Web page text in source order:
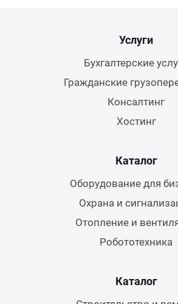
Услуги
Бухгалтерские
Гражданские
Консалтинг
Хостинг
Каталог
Оборудование для
Охрана и
Отопление и
Робототехника
Каталог